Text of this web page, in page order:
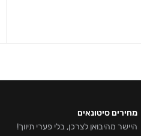
מחירים סיטונאים
היישר מהיבואן לצרכן, בלי פערי תיווך!